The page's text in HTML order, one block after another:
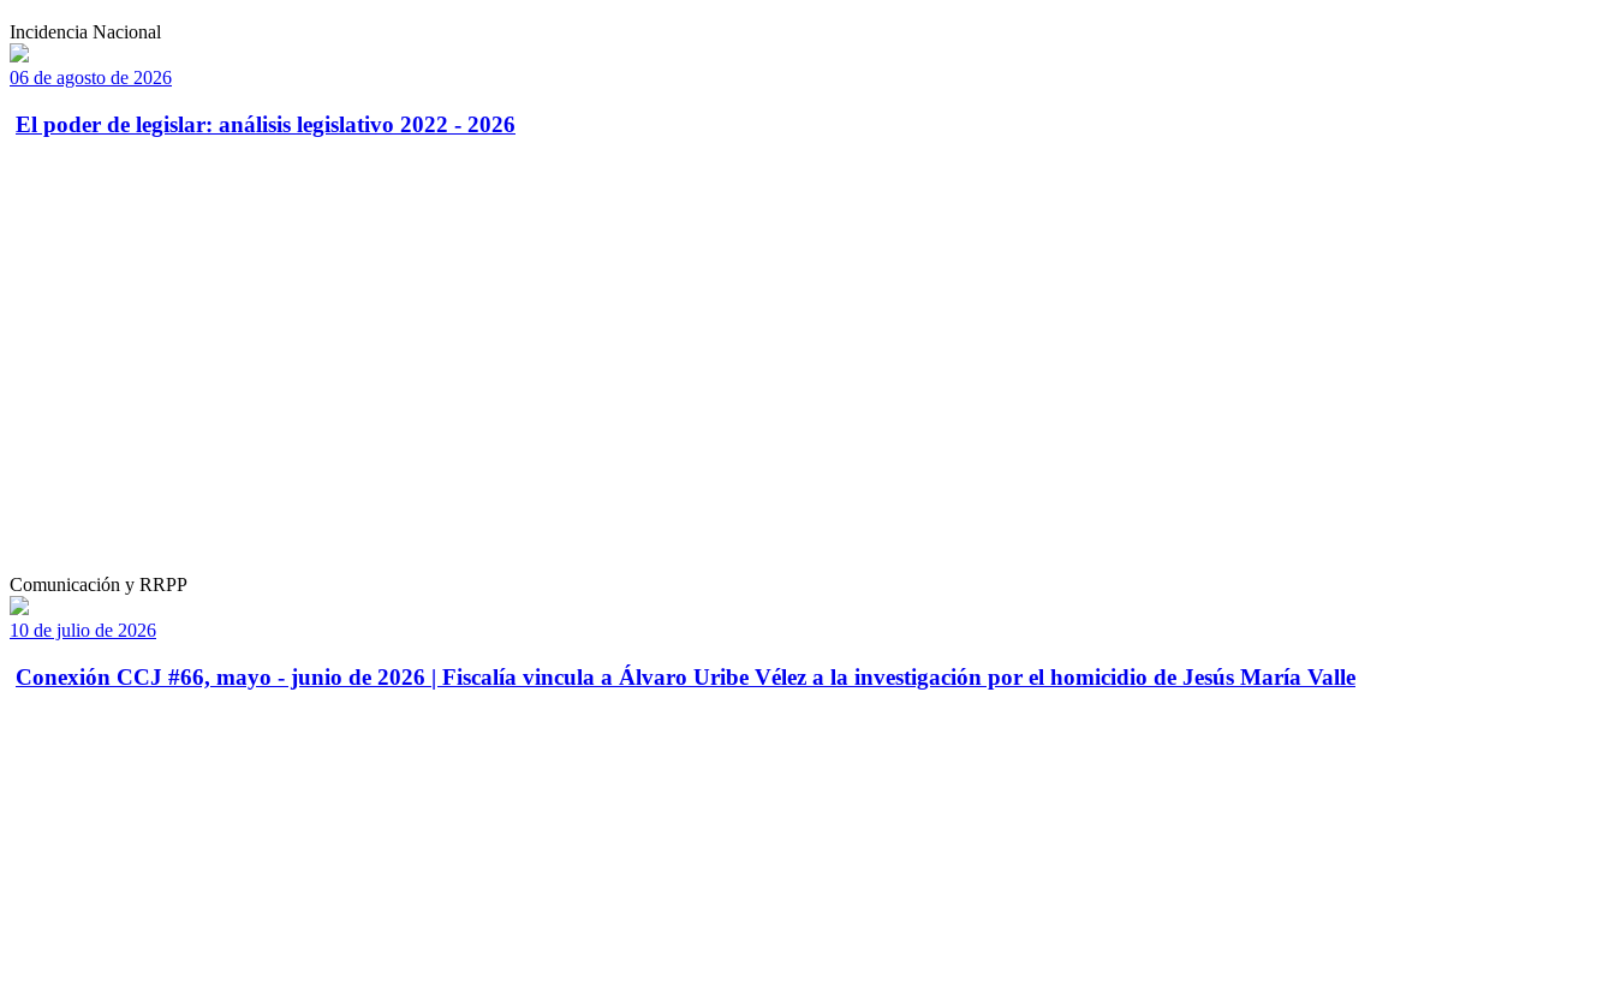
Incidencia Nacional
06 de agosto de 2026
El poder de legislar: análisis legislativo 2022 - 2026
Comunicación y RRPP
10 de julio de 2026
Conexión CCJ #66, mayo - junio de 2026 | Fiscalía vincula a Álvaro Uribe Vélez a la investigación por el homicidio de Jesús María Valle